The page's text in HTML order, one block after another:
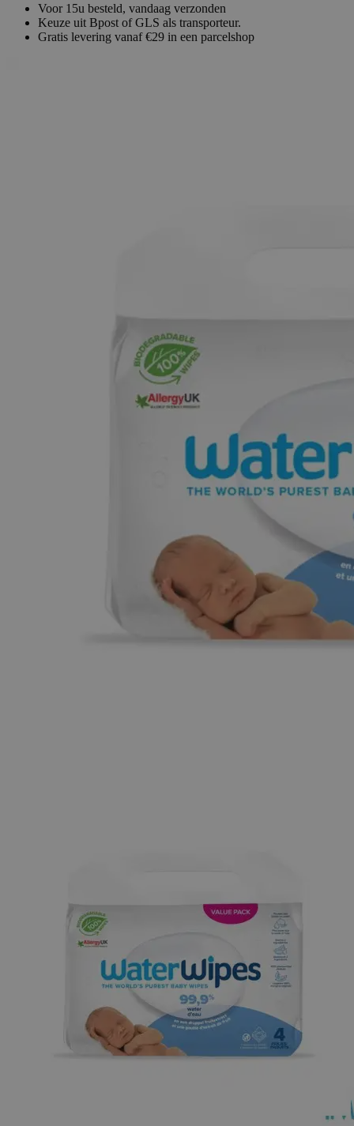
Voor 15u besteld, vandaag verzonden
Keuze uit Bpost of GLS als transporteur.
Gratis levering vanaf €29 in een parcelshop